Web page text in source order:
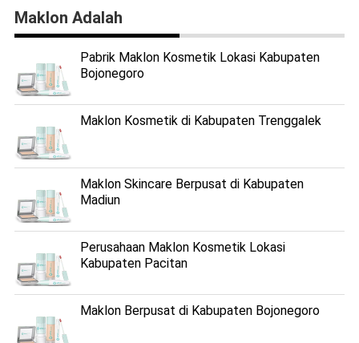
Maklon Adalah
Pabrik Maklon Kosmetik Lokasi Kabupaten
Bojonegoro
Maklon Kosmetik di Kabupaten Trenggalek
Maklon Skincare Berpusat di Kabupaten
Madiun
Perusahaan Maklon Kosmetik Lokasi
Kabupaten Pacitan
Maklon Berpusat di Kabupaten Bojonegoro